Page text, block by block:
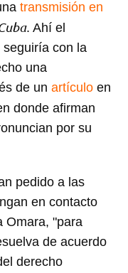
transmisión en
. Ahí el
con la
una
de un artículo en
donde afirman
por su
pedido a las
en contacto
Omara, "para
de acuerdo
derecho